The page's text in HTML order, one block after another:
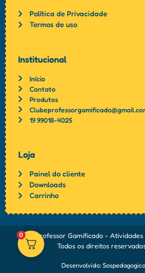
Política de Privacidade
Termos de uso
Institucional
Início
Contato
Produtos
19 99018-4025
Loja
Painel do cliente
Downloads
Carrinho
Professor Gamificado - Atividades
Todos os direitos
Desenvolvido:
0